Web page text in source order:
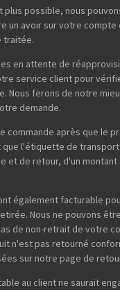
plus possible, nous
un avoir sur votre compte
traitée.
en attente de
service client pour
Nous ferons de notre
demande.
commande après que le
que l'étiquette de
et de retour, d'un
également facturable
Nous ne pouvons
de non-retrait de votre
n'est pas retourné
sur notre page de
au client ne saurait